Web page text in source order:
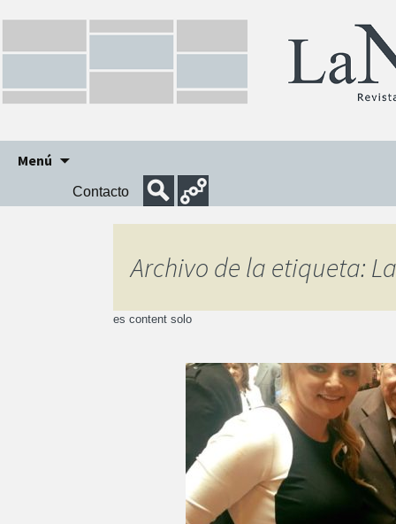
Menú
contenido
Contacto
Archivo de la etiqueta:
es content solo